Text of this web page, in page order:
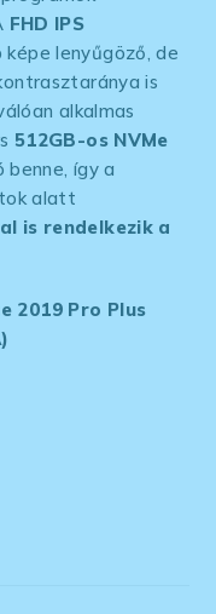
FHD IPS
lenyűgöző, de
is
alkalmas
512GB-os NVMe
benne, így a
alatt
is rendelkezik a
2019 Pro Plus